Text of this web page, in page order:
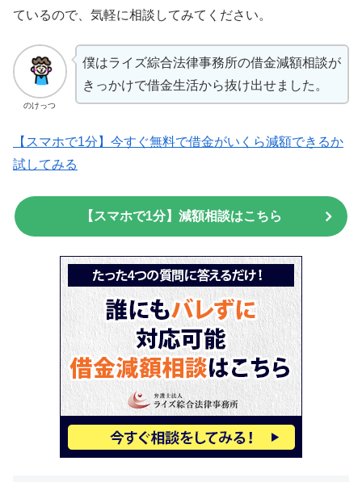
ているので、気軽に相談してみてください。
のけっつ
僕はライズ綜合法律事務所の借金減額相談が
きっかけで借金生活から抜け出せました。
【スマホで1分】今すぐ無料で借金がいくら減額できるか
試してみる
【スマホで1分】減額相談はこちら